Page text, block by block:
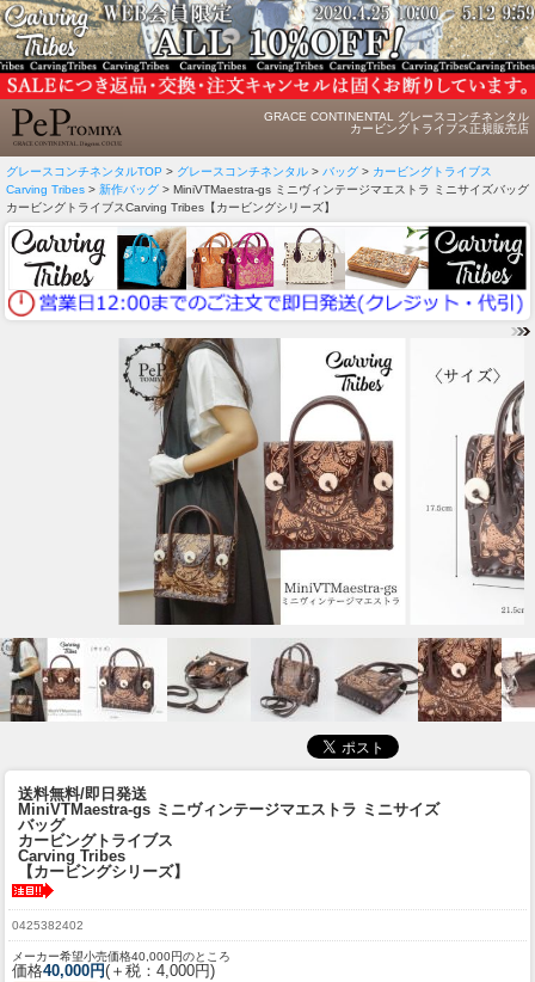
GRACE CONTINENTAL グレースコンチネンタル
カービングトライブス正規販売店
グレースコンチネンタルTOP > グレースコンチネンタル > バッグ > カービングトライブス
Carving Tribes > 新作バッグ > MiniVTMaestra-gs ミニヴィンテージマエストラ ミニサイズバッグ
カービングトライブスCarving Tribes【カービングシリーズ】
送料無料/即日発送
MiniVTMaestra-gs ミニヴィンテージマエストラ ミニサイズ
バッグ
カービングトライブス
Carving Tribes
【カービングシリーズ】
0425382402
メーカー希望小売価格40,000円のところ
価格40,000円(＋税：4,000円)